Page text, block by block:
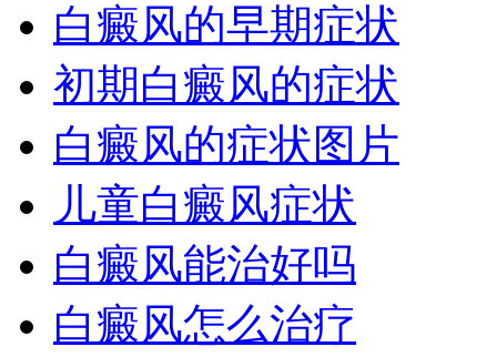
白癜风的早期症状
初期白癜风的症状
白癜风的症状图片
儿童白癜风症状
白癜风能治好吗
白癜风怎么治疗